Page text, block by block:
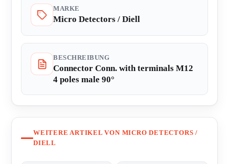
MARKE
Micro Detectors / Diell
BESCHREIBUNG
Connector Conn. with terminals M12
4 poles male 90°
WEITERE ARTIKEL VON MICRO DETECTORS /
DIELL